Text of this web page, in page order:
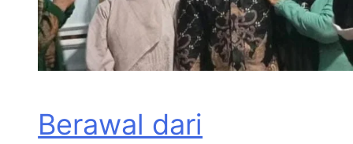
Berawal dari